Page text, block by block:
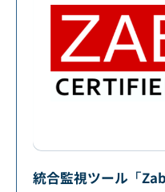
統合監視ツール「